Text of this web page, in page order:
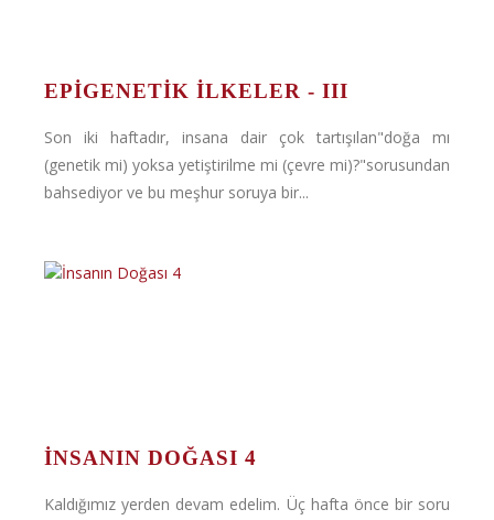
EPIGENETIK İLKELER - III
Son iki haftadır, insana dair çok tartışılan"doğa mı
(genetik mi) yoksa yetiştirilme mi (çevre mi)?"sorusundan
bahsediyor ve bu meşhur soruya bir...
İNSANIN DOĞASI 4
Kaldığımız yerden devam edelim. Üç hafta önce bir soru